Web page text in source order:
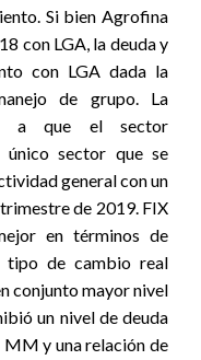
Si bien Agrofina
con LGA, la deuda y
con LGA dada la
de grupo. La
a que el sector
único sector que se
general con un
de 2019. FIX
en términos de
tipo de cambio real
conjunto mayor nivel
un nivel de deuda
MM y una relación de